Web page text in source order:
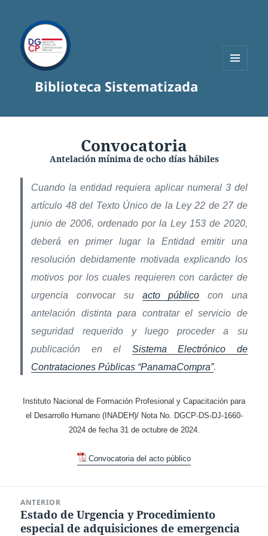
Biblioteca Sistematizada
Convocatoria
Antelación mínima de ocho días hábiles
Cuando la entidad requiera aplicar numeral 3 del
artículo 48 del Texto Único de la Ley 22 de 27 de
junio de 2006, ordenado por la Ley 153 de 2020,
deberá en primer lugar la Entidad emitir una
resolución debidamente motivada explicando los
motivos por los cuales requieren con carácter de
urgencia convocar su acto público con una
antelación distinta para contratar el servicio de
seguridad requerido y luego proceder a su
publicación en el Sistema Electrónico de
Contrataciones Públicas “PanamaCompra”.
Instituto Nacional de Formación Profesional y Capacitación para
el Desarrollo Humano (INADEH)/ Nota No. DGCP-DS-DJ-1660-
2024 de fecha 31 de octubre de 2024.
Convocatoria del acto público
entradas
ANTERIOR
Entrada
anterior:
Estado de Urgencia y Procedimiento
especial de adquisiciones de emergencia